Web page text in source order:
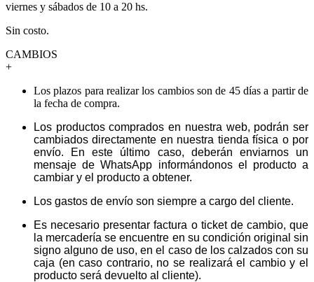
viernes y sábados de 10 a 20 hs.
Sin costo.
CAMBIOS
+
Los plazos para realizar los cambios son de 45 días a partir de
la fecha de compra.
Los productos comprados en nuestra web, podrán ser
cambiados directamente en nuestra tienda física o por
envío. En este último caso, deberán enviarnos un
mensaje de WhatsApp informándonos el producto a
cambiar y el producto a obtener.
Los gastos de envío son siempre a cargo del cliente.
Es necesario presentar factura o ticket de cambio, que
la mercadería se encuentre en su condición original sin
signo alguno de uso, en el caso de los calzados con su
caja (en caso contrario, no se realizará el cambio y el
producto será devuelto al cliente).